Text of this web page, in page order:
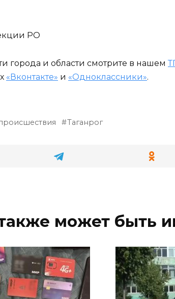
РО
города и области смотрите в нашем
«Вконтакте» и «Одноклассники».
Таганрог
может быть